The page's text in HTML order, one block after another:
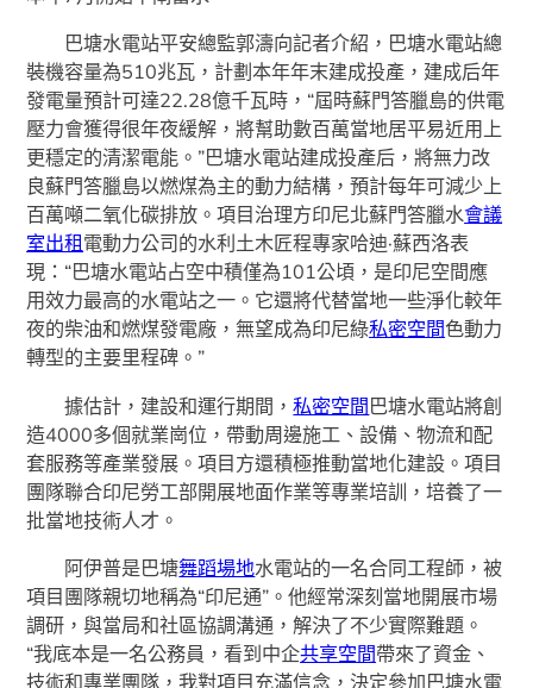
巴塘水電站平安總監郭濤向記者介紹，巴塘水電站總
裝機容量為510兆瓦，計劃本年年末建成投產，建成后年
發電量預計可達22.28億千瓦時，“屆時蘇門答臘島的供電
壓力會獲得很年夜緩解，將幫助數百萬當地居平易近用上
更穩定的清潔電能。”巴塘水電站建成投產后，將無力改
良蘇門答臘島以燃煤為主的動力結構，預計每年可減少上
百萬噸二氧化碳排放。項目治理方印尼北蘇門答臘水會議
室出租 電動力公司的水利土木匠程專家哈迪·蘇西洛表
現：“巴塘水電站占空中積僅為101公頃，是印尼空間應
用效力最高的水電站之一。它還將代替當地一些淨化較年
夜的柴油和燃煤發電廠，無望成為印尼綠私密空間色動力
轉型的主要里程碑。”
據估計，建設和運行期間，私密空間巴塘水電站將創
造4000多個就業崗位，帶動周邊施工、設備、物流和配
套服務等產業發展。項目方還積極推動當地化建設。項目
團隊聯合印尼勞工部開展地面作業等專業培訓，培養了一
批當地技術人才。
阿伊普是巴塘舞蹈場地水電站的一名合同工程師，被
項目團隊親切地稱為“印尼通”。他經常深刻當地開展市場
調研，與當局和社區協調溝通，解決了不少實際難題。
“我底本是一名公務員，看到中企共享空間帶來了資金、
技術和專業團隊，我對項目充滿信念，決定參加巴塘水電